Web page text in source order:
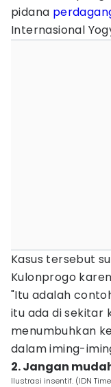
pidana
Internasional
Kasus tersebut
Kulonprogo
"Itu adalah
itu ada di sekitar
menumbuhkan
dalam iming-
2. Jangan
Ilustrasi insentif. (IDN